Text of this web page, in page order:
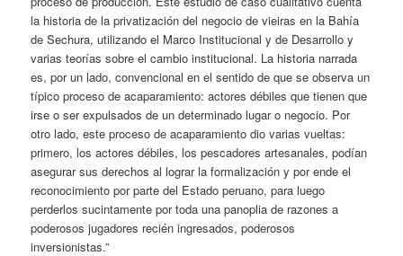
la historia de la privatización del negocio de vieiras en la Bahía
de Sechura, utilizando el Marco Institucional y de Desarrollo y
varias teorías sobre el cambio institucional. La historia narrada
es, por un lado, convencional en el sentido de que se observa un
típico proceso de acaparamiento: actores débiles que tienen que
irse o ser expulsados ​​de un determinado lugar o negocio. Por
otro lado, este proceso de acaparamiento dio varias vueltas:
primero, los actores débiles, los pescadores artesanales, podían
asegurar sus derechos al lograr la formalización y por ende el
reconocimiento por parte del Estado peruano, para luego
perderlos sucintamente por toda una panoplia de razones a
poderosos jugadores recién ingresados, poderosos
inversionistas.”